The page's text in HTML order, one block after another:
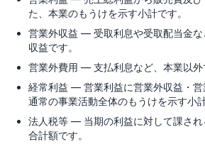
た、本業のもうけを示す小計です。
営業外収益 — 受取利息や受取配当金な
収益です。
営業外費用 — 支払利息など、本業以外
経常利益 — 営業利益に営業外収益・営
通常の事業活動全体のもうけを示す小計
法人税等 — 当期の利益に対して課さ
合計額です。